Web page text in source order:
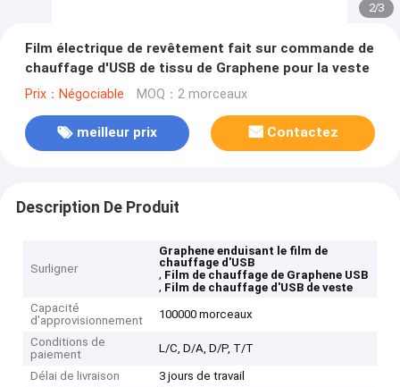
2/3
Film électrique de revêtement fait sur commande de
chauffage d'USB de tissu de Graphene pour la veste
Prix：Négociable MOQ：2 morceaux
meilleur prix Contactez
Description De Produit
Surligner
Graphene enduisant le film de
chauffage d'USB
, Film de chauffage de Graphene USB
, Film de chauffage d'USB de veste
Capacité
d'approvisionnement
100000 morceaux
Conditions de
paiement
L/C, D/A, D/P, T/T
Délai de livraison
3 jours de travail